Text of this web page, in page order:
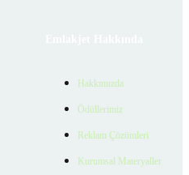
Hakkımızda
Ödüllerimiz
Reklam Çözümleri
Kurumsal Materyaller